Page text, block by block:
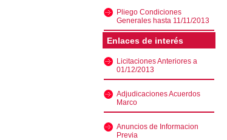
Pliego Condiciones
Generales hasta 11/11/2013
Enlaces de interés
Licitaciones Anteriores a
01/12/2013
Adjudicaciones Acuerdos
Marco
Anuncios de Informacion
Previa